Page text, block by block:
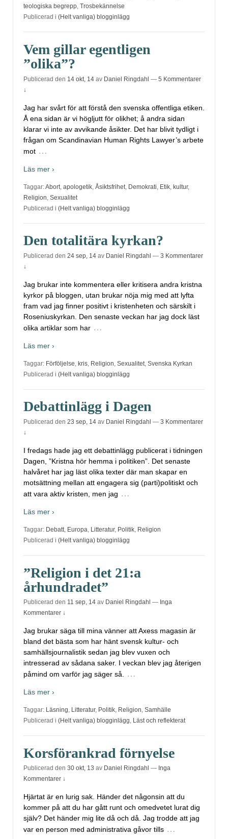
teologiska begrepp, Trosbekännelse
Publicerad i (Helt vanliga) blogginlägg
Vem gillar egentligen
”olika”?
Publicerad den 14 okt, 14 av Daniel Ringdahl — 5 Kommentarer
↓
Jag har svårt för att förstå den svenska offentliga etiken.
Å ena sidan är vi högljutt för olikhet; å andra sidan
klarar vi inte av avvikande åsikter. Det har blivit tydligt i
frågan om Scandinavian Human Rights Lawyer’s arbete
mot …
Läs mer ›
Taggar:Abort apologetik Åsiktsfrihet Demokrati Etik kultur,
Religion Sexualitet
Publicerad i (Helt vanliga) blogginlägg
Den totalitära kyrkan?
Publicerad den 24 sep, 14 av Daniel Ringdahl — 3 Kommentarer
↓
Jag brukar inte kommentera eller kritisera andra kristna
kyrkor på bloggen, utan brukar nöja mig med att lyfta
fram vad jag finner positivt i kristenheten och särskilt i
Roseniuskyrkan. Den senaste veckan har jag dock läst
olika artiklar som har …
Läs mer ›
Taggar: Förföljelse kris Religion Sexualitet Svenska Kyrkan
Publicerad i (Helt vanliga) blogginlägg
Debattinlägg i Dagen
Publicerad den 23 sep, 14 av Daniel Ringdahl — 3 Kommentarer
↓
I fredags hade jag ett debattinlägg publicerat i tidningen
Dagen, ”Kristna hör hemma i politiken”. Det senaste
halvåret har jag läst olika texter där man skapar en
motsättning mellan att engagera sig (parti)politiskt och
att vara aktiv kristen, men jag …
Läs mer ›
Taggar: Debatt, Europa, Litteratur, Politik, Religion
Publicerad i (Helt vanliga) blogginlägg
”Religion i det 21:a
århundradet”
Publicerad den 11 sep, 14 av Daniel Ringdahl — Inga
Kommentarer ↓
Jag brukar säga till mina vänner att Axess magasin är
bland det bästa som har hänt svensk kultur- och
samhällsjournalistik sedan jag blev vuxen och
intresserad av sådana saker. I veckan blev jag återigen
påmind om varför jag säger så.
…
Läs mer ›
Taggar: Läsning, Litteratur, Politik, Religion, Samhälle
Publicerad i (Helt vanliga) blogginlägg, Läst och reflekterat
Korsförankrad förnyelse
Publicerad den 30 okt, 13 av Daniel Ringdahl — Inga
Kommentarer ↓
Hjärtat är en lurig sak. Händer det någonsin att du
kommer på att du har gått runt och omedvetet lurat dig
själv? Det händer mig lite då och då. Jag trodde att jag
var en person med administrativa gåvor tills …